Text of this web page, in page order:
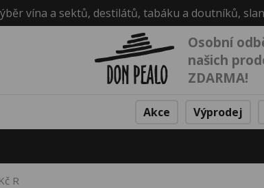
vína a sektů, destilátů, tabáku a doutníků,
Osobní
našich
ZDARMA!
Akce Výprodej
R